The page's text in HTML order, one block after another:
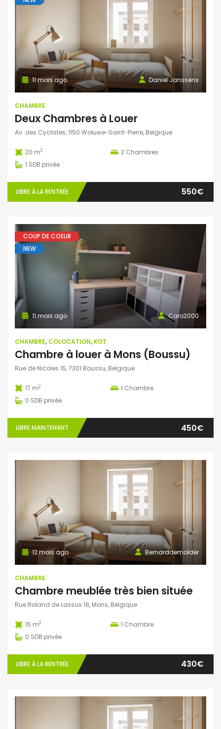
Daniel Janssens
11 mois ago
CHAMBRE
Deux Chambres à Louer
Av. des Cyclistes, 1150 Woluwe-Saint-Pierre, Belgique
20 m2 2 Chambres
1 SDB privée
LIBRE À LA RENTRÉE 550€
COUP DE COEUR
NEW
Caro2000
11 mois ago
CHAMBRE, COLOCATION, KOT
Chambre à louer à Mons (Boussu)
Rue de Nicoles 15, 7301 Boussu, Belgique
17 m2 1 Chambre
0 SDB privée
LIBRE MAINTENANT 450€
Bernarddemolder
12 mois ago
CHAMBRE
Chambre meublée très bien située
Rue Roland de Lassus 18, Mons, Belgique
15 m2 1 Chambre
0 SDB privée
LIBRE À LA RENTRÉE 430€